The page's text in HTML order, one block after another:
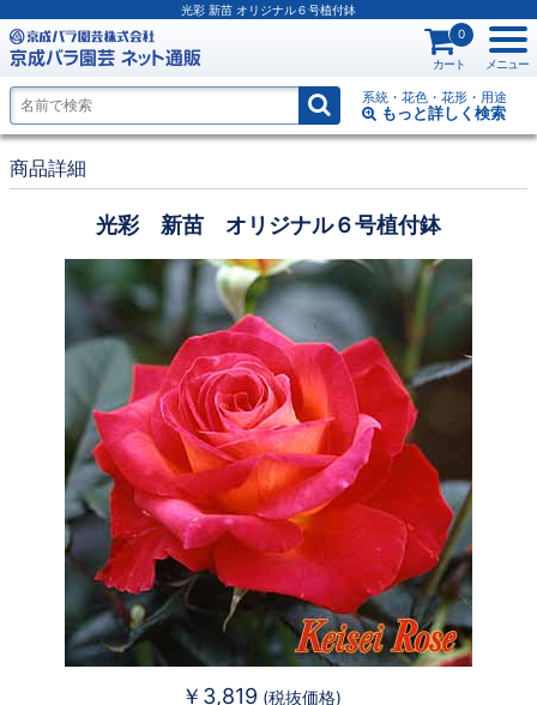
光彩 新苗 オリジナル６号植付鉢
系統・花色・花形・用途
もっと詳しく検索
カート
0
メニュー
商品詳細
光彩 新苗 オリジナル６号植付鉢
￥3,819 (税抜価格)